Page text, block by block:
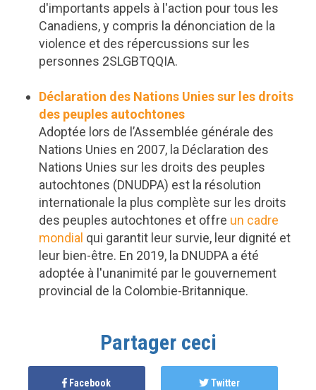
d'importants appels à l'action pour tous les
Canadiens, y compris la dénonciation de la
violence et des répercussions sur les
personnes 2SLGBTQQIA.
Déclaration des Nations Unies sur les droits
des peuples autochtones
Adoptée lors de l’Assemblée générale des
Nations Unies en 2007, la Déclaration des
Nations Unies sur les droits des peuples
autochtones (DNUDPA) est la résolution
internationale la plus complète sur les droits
des peuples autochtones et offre un cadre
mondial qui garantit leur survie, leur dignité et
leur bien-être. En 2019, la DNUDPA a été
adoptée à l'unanimité par le gouvernement
provincial de la Colombie-Britannique.
Partager ceci
Facebook Twitter